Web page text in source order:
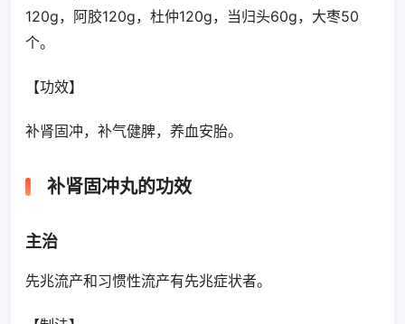
120g，阿胶120g，杜仲120g，当归头60g，大枣50
个。
【功效】
补肾固冲，补气健脾，养血安胎。
补肾固冲丸的功效
主治
先兆流产和习惯性流产有先兆症状者。